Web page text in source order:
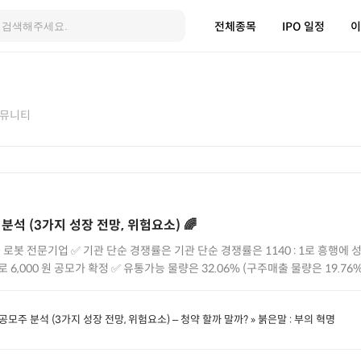
전체종목 IPO 일정
니티
석 (3가지 성장 전망, 위험요소) 🌈
로 흥행에 성공 ✅ 희망공모가 밴드 상단인
(구주매출 물량은 19.76% ) ✅ 비교기업 : #피앤에스로보
실제 실적 간의 괴리 및
모주 분석 (3가지 성장 전망, 위험요소) – 청약 할까 말까? » 붉은말 : 부의 혁명